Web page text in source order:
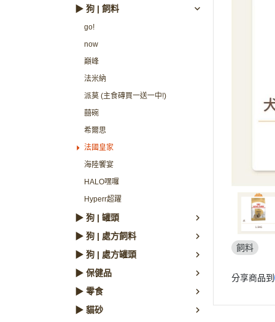
▶ 狗 | 飼料
go!
now
巔峰
法米納
派莫 (主食磚買一送一中!)
囍碗
希爾思
法國皇家
海陸饗宴
HALO嘿囉
Hyperr超躍
▶ 狗 | 罐頭
▶ 狗 | 處方飼料
▶ 狗 | 處方罐頭
▶ 保健品
▶ 零食
▶ 貓砂
飼料
分享商品到